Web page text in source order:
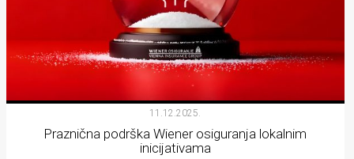
11.12.2025.
Praznična podrška Wiener osiguranja lokalnim
inicijativama